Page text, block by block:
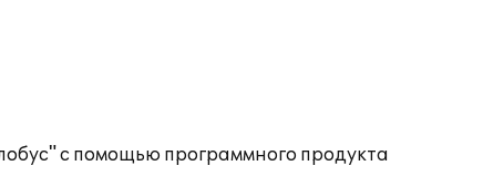
с помощью программного продукта